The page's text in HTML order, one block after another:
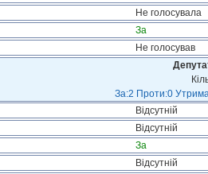
Не голосувала
За
Не голосував
За:2 Проти:0
Відсутній
Відсутній
За
Відсутній